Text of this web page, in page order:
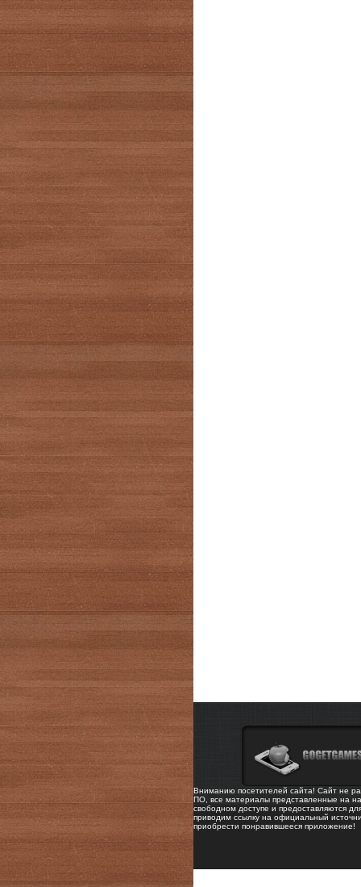
Вниманию посетителей сайта! Сайт не
ПО, все материалы представленные на
свободном доступе и предоставляются
приводим ссылку на официальный
приобрести понравившееся приложение!